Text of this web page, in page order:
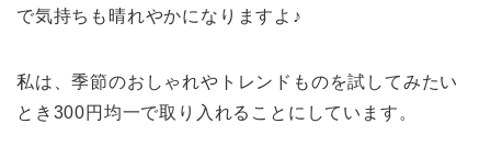
で気持ちも晴れやかになりますよ♪
私は、季節のおしゃれやトレンドものを試してみたい
とき300円均一で取り入れることにしています。